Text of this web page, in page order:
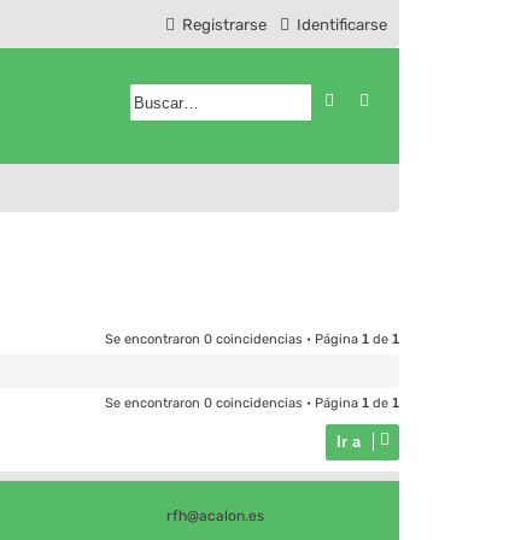
Identificarse
Registrarse
Buscar
Se encontraron 0 coincidencias • Página 1 de 1
Se encontraron 0 coincidencias • Página 1 de 1
Ir a
rfh@acalon.es